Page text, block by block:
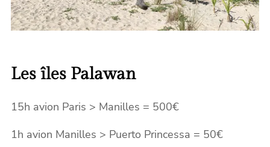
Les îles Palawan
15h avion Paris > Manilles = 500€
1h avion Manilles > Puerto Princessa = 50€